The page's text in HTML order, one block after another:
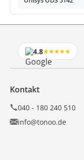
4.8★★★★★
Kontakt
040 - 180 240 510
info@tonoo.de